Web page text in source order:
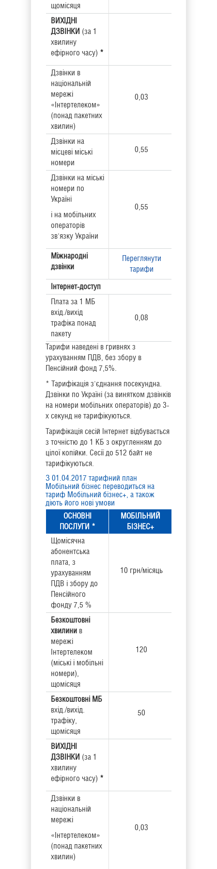
щомісяця
ВИХІДНІ
ДЗВІНКИ (за 1
хвилину
ефірного часу) *
Дзвінки в
національній
мережі
«Інтертелеком»
(понад пакетних
хвилин)
0,03
Дзвінки на
місцеві міські
номери
0,55
Дзвінки на міські
номери по
Україні
і на мобільних
операторів
зв'язку України
0,55
Міжнародні
дзвінки
Переглянути
тарифи
Інтернет-доступ
Плата за 1 МБ
вхід./вихід
трафіка понад
пакету
0,08
Тарифи наведені в гривнях з
урахуванням ПДВ, без збору в
Пенсійний фонд 7,5%.
* Тарифікація з'єднання посекундна.
Дзвінки по Україні (за винятком дзвінків
на номери мобільних операторів) до 3-
х секунд не тарифікуються.
Тарифікація сесій Інтернет відбувається
з точністю до 1 КБ з округленням до
цілої копійки. Сесії до 512 байт не
тарифікуються.
З 01.04.2017 тарифний план
Мобільний бізнес переводиться на
тариф Мобільний бізнес+, а також
діють його нові умови
ОСНОВНІ
ПОСЛУГИ *
МОБІЛЬНИЙ
БІЗНЕС+
Щомісячна
абонентська
плата, з
урахуванням
ПДВ і збору до
Пенсійного
фонду 7,5 %
10 грн/місяць
Безкоштовні
хвилини в
мережі
Інтертелеком
(міські і мобільні
номери),
щомісяця
120
Безкоштовні МБ
вхід./вихід.
трафіку,
щомісяця
50
ВИХІДНІ
ДЗВІНКИ (за 1
хвилину
ефірного часу) *
Дзвінки в
національній
мережі
«Інтертелеком»
(понад пакетних
хвилин)
0,03